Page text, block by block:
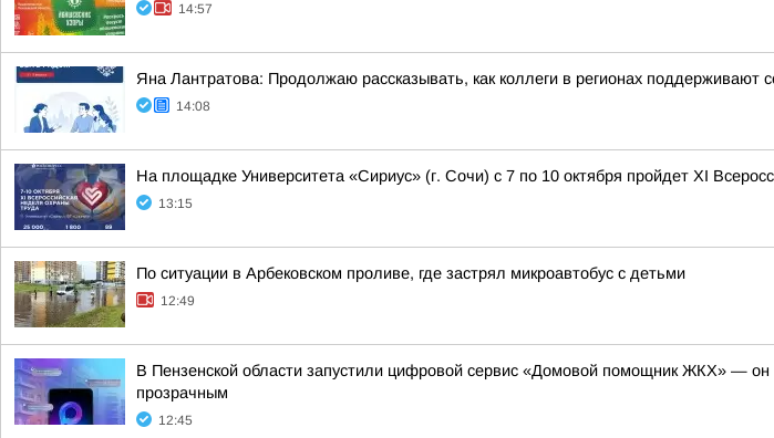
14:57
Яна Лантратова: Продолжаю рассказывать, как коллеги в регионах поддерживают
14:08
На площадке Университета «Сириус» (г. Сочи) с 7 по 10 октября пройдет XI
13:15
По ситуации в Арбековском проливе, где застрял микроавтобус с детьми
12:49
В Пензенской области запустили цифровой сервис «Домовой помощник ЖКХ» —
прозрачным
12:45